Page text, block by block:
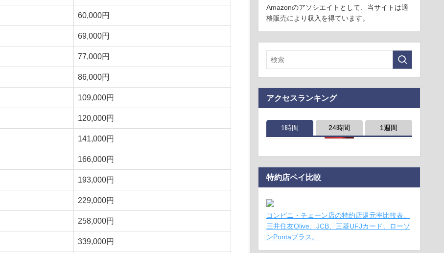
60,000円
69,000円
77,000円
86,000円
109,000円
120,000円
141,000円
166,000円
193,000円
229,000円
258,000円
339,000円
Amazonのアソシエイトとして、当サイトは適
格販売により収入を得ています。
アクセスランキング
1時間 24時間 1週間
特約店ペイ比較
コンビニ・チェーン店の特約店還元率比較表。
三井住友Olive、JCB、三菱UFJカード、ローソ
ンPontaプラス。